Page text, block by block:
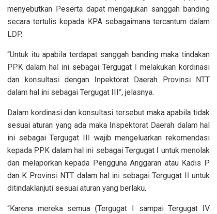
menyebutkan Peserta dapat mengajukan sanggah banding
secara tertulis kepada KPA sebagaimana tercantum dalam
LDP.
“Untuk itu apabila terdapat sanggah banding maka tindakan
PPK dalam hal ini sebagai Tergugat I melakukan kordinasi
dan konsultasi dengan Inpektorat Daerah Provinsi NTT
dalam hal ini sebagai Tergugat III”, jelasnya.
Dalam kordinasi dan konsultasi tersebut maka apabila tidak
sesuai aturan yang ada maka Inspektorat Daerah dalam hal
ini sebagai Tergugat III wajib mengeluarkan rekomendasi
kepada PPK dalam hal ini sebagai Tergugat I untuk menolak
dan melaporkan kepada Pengguna Anggaran atau Kadis P
dan K Provinsi NTT dalam hal ini sebagai Tergugat II untuk
ditindaklanjuti sesuai aturan yang berlaku.
“Karena mereka semua (Tergugat I sampai Tergugat IV